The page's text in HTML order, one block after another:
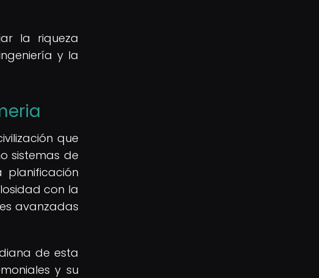
la riqueza
y la
que
sistemas de
planificación
con la
avanzadas
de esta
y su